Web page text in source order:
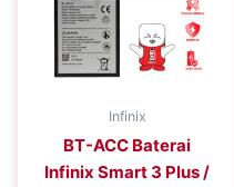
Infinix
BT-ACC Baterai
Infinix Smart 3 Plus /